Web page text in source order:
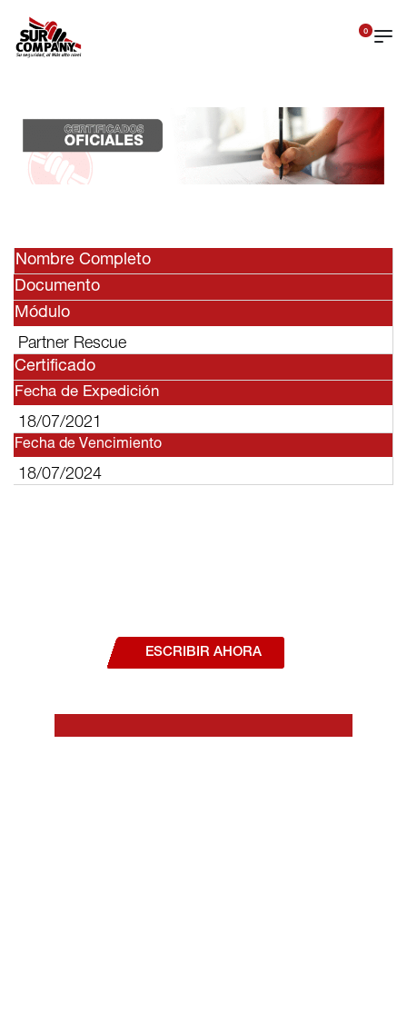
0
Nombre Completo
Documento
Módulo
Partner Rescue
Certificado
Fecha de Expedición
18/07/2021
Fecha de Vencimiento
18/07/2024
ESCRIBIR AHORA